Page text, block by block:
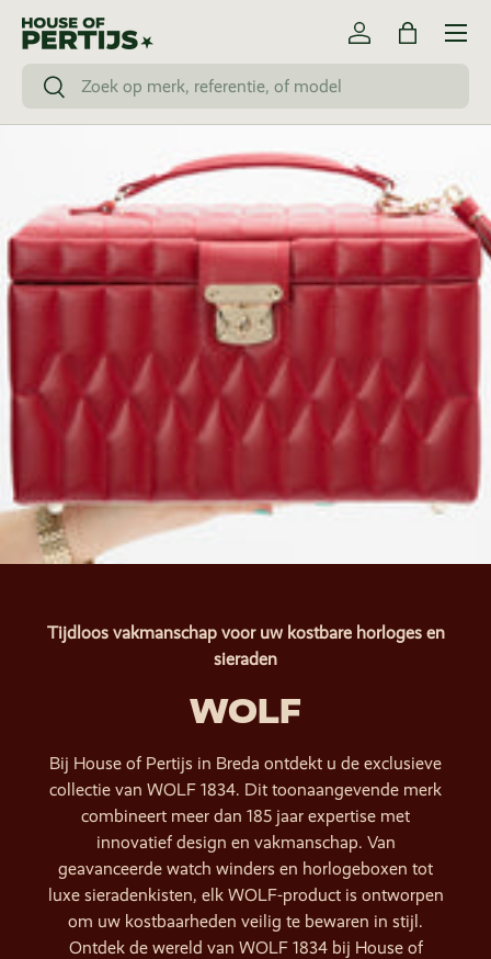
Ga naar inhoud
Zoeken
Zoeken
Inloggen
Tas
Menu
Tijdloos vakmanschap voor uw kostbare horloges en
sieraden
WOLF
Bij House of Pertijs in Breda ontdekt u de exclusieve
collectie van WOLF 1834. Dit toonaangevende merk
combineert meer dan 185 jaar expertise met
innovatief design en vakmanschap. Van
geavanceerde watch winders en horlogeboxen tot
luxe sieradenkisten, elk WOLF-product is ontworpen
om uw kostbaarheden veilig te bewaren in stijl.
Ontdek de wereld van WOLF 1834 bij House of